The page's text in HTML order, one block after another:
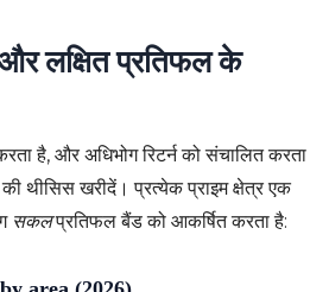
लक्षित प्रतिफल के
है, और अधिभोग रिटर्न को संचालित करता
थीसिस खरीदें। प्रत्येक प्राइम क्षेत्र एक
सकलप्रतिफल बैंड को आकर्षित करता है: